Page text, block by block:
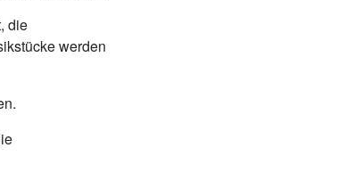
die
werden